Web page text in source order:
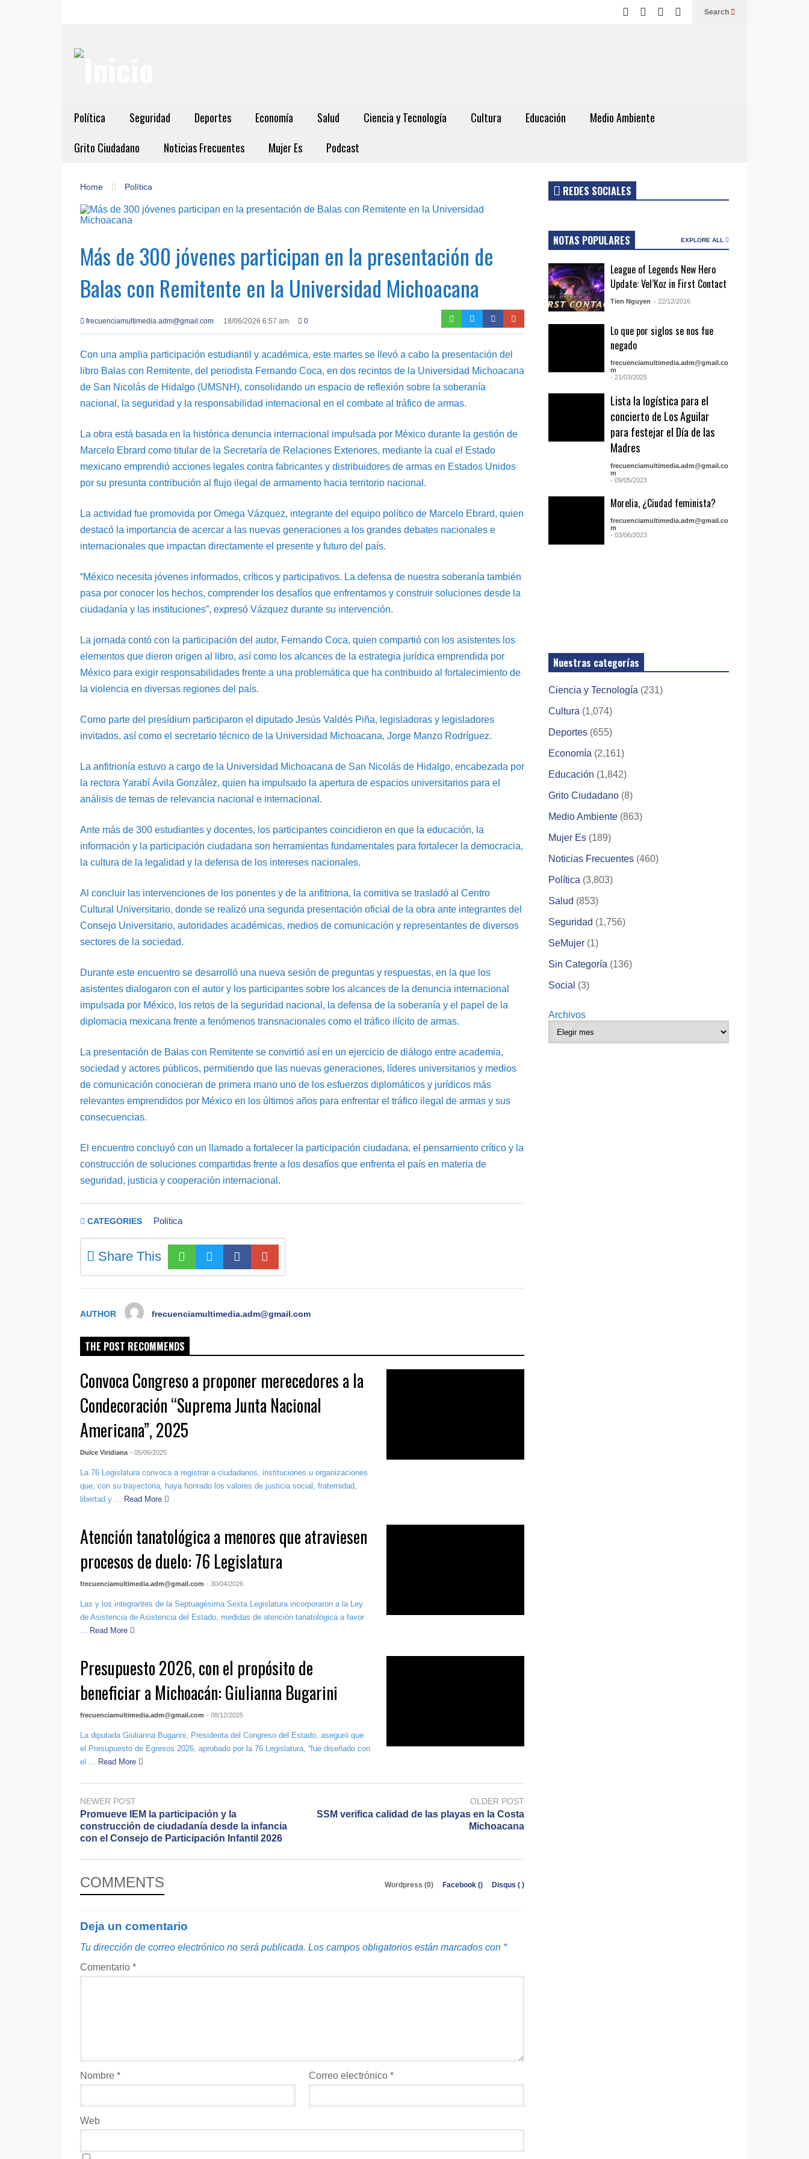
Search
Política Seguridad Deportes Economía Salud Ciencia y Tecnología Cultura Educación
Medio Ambiente
Grito Ciudadano
Noticias Frecuentes Mujer Es Podcast
Home Política
Más de 300 jóvenes participan en la presentación de
Balas con Remitente en la Universidad Michoacana
frecuenciamultimedia.adm@gmail.com 18/06/2026 6:57 am 0
Con una amplia participación estudiantil y académica, este martes se llevó a cabo la presentación del
libro Balas con Remitente, del periodista Fernando Coca, en dos recintos de la Universidad Michoacana
de San Nicolás de Hidalgo (UMSNH), consolidando un espacio de reflexión sobre la soberanía
nacional, la seguridad y la responsabilidad internacional en el combate al tráfico de armas.
La obra está basada en la histórica denuncia internacional impulsada por México durante la gestión de
Marcelo Ebrard como titular de la Secretaría de Relaciones Exteriores, mediante la cual el Estado
mexicano emprendió acciones legales contra fabricantes y distribuidores de armas en Estados Unidos
por su presunta contribución al flujo ilegal de armamento hacia territorio nacional.
La actividad fue promovida por Omega Vázquez, integrante del equipo político de Marcelo Ebrard, quien
destacó la importancia de acercar a las nuevas generaciones a los grandes debates nacionales e
internacionales que impactan directamente el presente y futuro del país.
“México necesita jóvenes informados, críticos y participativos. La defensa de nuestra soberanía también
pasa por conocer los hechos, comprender los desafíos que enfrentamos y construir soluciones desde la
ciudadanía y las instituciones”, expresó Vázquez durante su intervención.
La jornada contó con la participación del autor, Fernando Coca, quien compartió con los asistentes los
elementos que dieron origen al libro, así como los alcances de la estrategia jurídica emprendida por
México para exigir responsabilidades frente a una problemática que ha contribuido al fortalecimiento de
la violencia en diversas regiones del país.
Como parte del presídium participaron el diputado Jesús Valdés Piña, legisladoras y legisladores
invitados, así como el secretario técnico de la Universidad Michoacana, Jorge Manzo Rodríguez.
La anfitrionía estuvo a cargo de la Universidad Michoacana de San Nicolás de Hidalgo, encabezada por
la rectora Yarabí Ávila González, quien ha impulsado la apertura de espacios universitarios para el
análisis de temas de relevancia nacional e internacional.
Ante más de 300 estudiantes y docentes, los participantes coincidieron en que la educación, la
información y la participación ciudadana son herramientas fundamentales para fortalecer la democracia,
la cultura de la legalidad y la defensa de los intereses nacionales.
Al concluir las intervenciones de los ponentes y de la anfitriona, la comitiva se trasladó al Centro
Cultural Universitario, donde se realizó una segunda presentación oficial de la obra ante integrantes del
Consejo Universitario, autoridades académicas, medios de comunicación y representantes de diversos
sectores de la sociedad.
Durante este encuentro se desarrolló una nueva sesión de preguntas y respuestas, en la que los
asistentes dialogaron con el autor y los participantes sobre los alcances de la denuncia internacional
impulsada por México, los retos de la seguridad nacional, la defensa de la soberanía y el papel de la
diplomacia mexicana frente a fenómenos transnacionales como el tráfico ilícito de armas.
La presentación de Balas con Remitente se convirtió así en un ejercicio de diálogo entre academia,
sociedad y actores públicos, permitiendo que las nuevas generaciones, líderes universitarios y medios
de comunicación conocieran de primera mano uno de los esfuerzos diplomáticos y jurídicos más
relevantes emprendidos por México en los últimos años para enfrentar el tráfico ilegal de armas y sus
consecuencias.
El encuentro concluyó con un llamado a fortalecer la participación ciudadana, el pensamiento crítico y la
construcción de soluciones compartidas frente a los desafíos que enfrenta el país en materia de
seguridad, justicia y cooperación internacional.
CATEGORIES Política
Share This
AUTHOR frecuenciamultimedia.adm@gmail.com
THE POST RECOMMENDS
Convoca Congreso a proponer merecedores a la
Condecoración “Suprema Junta Nacional
Americana”, 2025
Dulce Viridiana - 05/06/2025
La 76 Legislatura convoca a registrar a ciudadanos, instituciones u organizaciones
que, con su trayectoria, haya honrado los valores de justicia social, fraternidad,
libertad y ...
Read More
Atención tanatológica a menores que atraviesen
procesos de duelo: 76 Legislatura
frecuenciamultimedia.adm@gmail.com - 30/04/2026
Las y los integrantes de la Septuagésima Sexta Legislatura incorporaron a la Ley
de Asistencia de Asistencia del Estado, medidas de atención tanatológica a favor
Read More
Presupuesto 2026, con el propósito de
beneficiar a Michoacán: Giulianna Bugarini
frecuenciamultimedia.adm@gmail.com - 08/12/2025
La diputada Giulianna Bugarini, Presidenta del Congreso del Estado, aseguró que
el Presupuesto de Egresos 2026, aprobado por la 76 Legislatura, “fue diseñado con
el ...
Read More
NEWER POST
Promueve IEM la participación y la
construcción de ciudadanía desde la infancia
con el Consejo de Participación Infantil 2026
OLDER POST
SSM verifica calidad de las playas en la Costa
Michoacana
COMMENTS Wordpress (0) Facebook () Disqus ( )
Deja un comentario
Tu dirección de correo electrónico no será publicada. Los campos obligatorios están marcados con *
Comentario *
Nombre * Correo electrónico*
Web
REDES SOCIALES
NOTAS POPULARES EXPLORE ALL
League of Legends New Hero
Update: Vel’Koz in First Contact
Tien Nguyen - 22/12/2016
Lo que por siglos se nos fue
negado
frecuenciamultimedia.adm@gmail.co
m
- 21/03/2025
Lista la logística para el
concierto de Los Aguilar
para festejar el Día de las
Madres
frecuenciamultimedia.adm@gmail.co
m
- 09/05/2023
Morelia, ¿Ciudad feminista?
frecuenciamultimedia.adm@gmail.co
m
- 03/06/2023
Nuestras categorías
Ciencia y Tecnología (231)
Cultura (1,074)
Deportes (655)
Economía (2,161)
Educación (1,842)
Grito Ciudadano (8)
Medio Ambiente (863)
Mujer Es (189)
Noticias Frecuentes (460)
Política (3,803)
Salud (853)
Seguridad (1,756)
SeMujer (1)
Sin Categoría (136)
Social (3)
Archivos